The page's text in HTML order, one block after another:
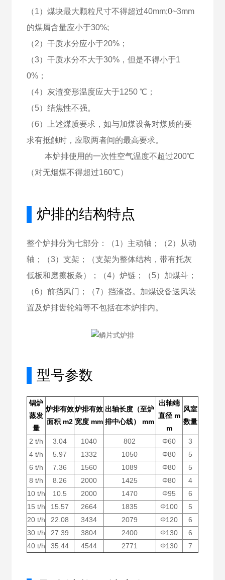
（1）煤块最大颗粒尺寸不得超过40mm;0~3mm
的煤屑含量应小于30%;
（2）干质水分应小于20%；
（3）干质水分不大于30%，但是不得小于1
0%；
（4）灰渣变形温度应大于1250 ℃；
（5）结焦性不强。
（6）上述煤质要求，如与加煤设备对煤质的要
求有抵触时，应取两者间的最高要求。
本炉排使用的一次性空气温度不超过200℃
（对无烟煤不得超过160℃）
炉排的结构特点
整个炉排分为七部分：（1）主动轴；（2）从动
轴；（3）支架；（支架为整体结构，带有托灰
低板和磨擦板条）；（4）炉链；（5）加煤斗；
（6）前挡风门；（7）挡渣器。加煤设备送风装
置及炉排齿轮箱等不包括在本炉排内。
型号参数
锅炉
蒸发
量
炉排有效
面积 m2
炉排有效
宽度 mm
出轴长度（至炉
排中心线） mm
出轴端
直径 m
m
风室
数量
2 t/h 3.04 1040 802 Φ60
3
4 t/h
5.97 1332 1050 Φ80
5
6 t/h
7.36 1560 1089 Φ80
5
8 t/h
8.26 2000 1425 Φ80
4
10 t/h
10.5 2000 1470 Φ95
6
15 t/h
15.57 2664 1835 Φ100
5
20 t/h
22.08 3434 2079 Φ120
6
30 t/h
27.39 3804 2400 Φ130
6
40 t/h
35.44 4544 2771 Φ130 7